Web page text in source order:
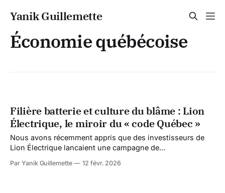
Yanik Guillemette
Économie québécoise
Filière batterie et culture du blâme : Lion
Électrique, le miroir du « code Québec »
Nous avons récemment appris que des investisseurs de
Lion Électrique lancaient une campagne de
Hébergement web, frais juridiques, déplacements… ils
Par Yanik Guillemette 12 févr. 2026